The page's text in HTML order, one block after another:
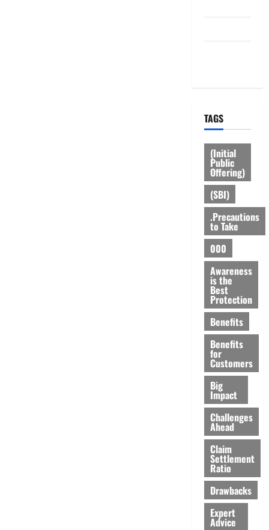
TAGS
(Initial
Public
Offering)
(SBI)
.Precautions
to Take
000
Awareness
is the
Best
Protection
Benefits
Benefits
for
Customers
Big
Impact
Challenges
Ahead
Claim
Settlement
Ratio
Drawbacks
Expert
Advice